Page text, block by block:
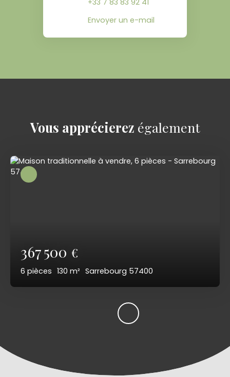
+33 7 83 83 92 41
Envoyer un e-mail
Vous apprécierez également
367 500 €
6 pièces 130 m² Sarrebourg 57400